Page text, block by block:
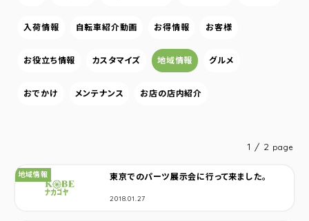
入荷情報 自転車紹介動画 お得情報 お客様
お役立ち情報 カスタマイズ 地域情報 グルメ
おでかけ メンテナンス お店の店内紹介
1 / 2 page
東京でのパーツ展示会に行って来ました。
カテゴリ：
地域情報
2018.01.27